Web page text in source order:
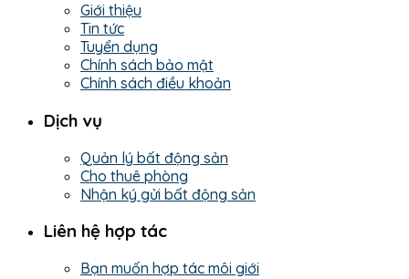
Giới thiệu
Tin tức
Tuyển dụng
Chính sách bảo mật
Chính sách điều khoản
Dịch vụ
Quản lý bất động sản
Cho thuê phòng
Nhận ký gửi bất động sản
Liên hệ hợp tác
Bạn muốn hợp tác môi giới